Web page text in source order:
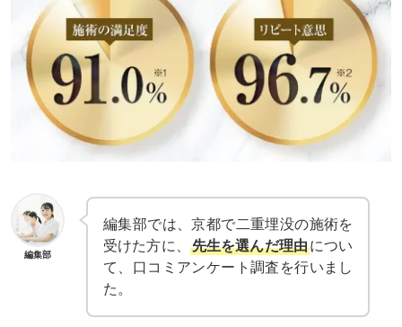
編集部
編集部では、京都で二重埋没の施術を
受けた方に、
先生を選んだ理由につい
て、口コミアンケート調査を行いまし
た。